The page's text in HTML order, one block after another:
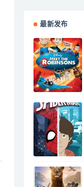
最新发布